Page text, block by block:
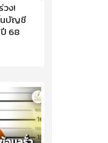
วง!
นบัญชี
68